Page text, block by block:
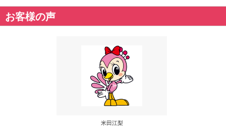
お客様の声
米田江梨